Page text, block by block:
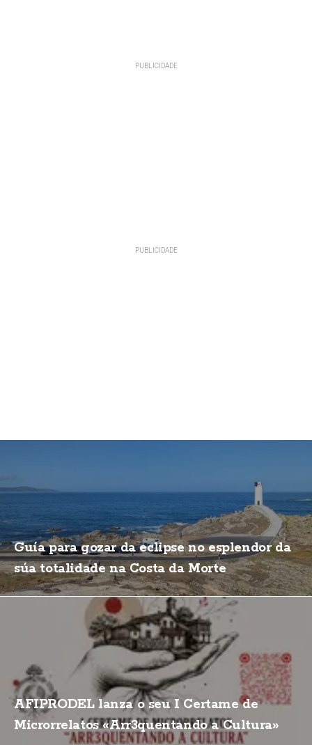
Guía para gozar da eclipse no esplendor da
súa totalidade na Costa da Morte
AFIPRODEL lanza o seu I Certame de
Microrrelatos «Arr3quentando a Cultura»